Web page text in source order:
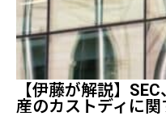
【伊藤が解説】
産のカストディに